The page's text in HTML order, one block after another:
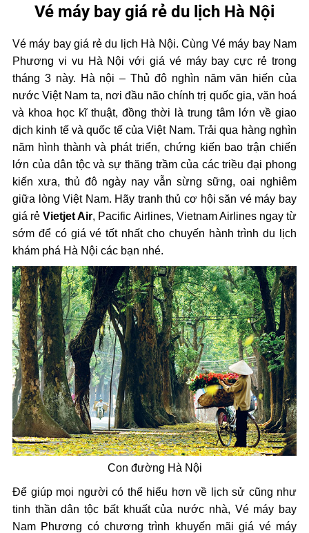
Vé máy bay giá rẻ du lịch Hà Nội
Vé máy bay giá rẻ du lịch Hà Nội. Cùng Vé máy bay Nam
Phương vi vu Hà Nội với giá vé máy bay cực rẻ trong
tháng 3 này. Hà nội – Thủ đô nghìn năm văn hiến của
nước Việt Nam ta, nơi đầu não chính trị quốc gia, văn hoá
và khoa học kĩ thuật, đồng thời là trung tâm lớn về giao
dịch kinh tế và quốc tế của Việt Nam. Trải qua hàng nghìn
năm hình thành và phát triển, chứng kiến bao trận chiến
lớn của dân tộc và sự thăng trầm của các triều đại phong
kiến xưa, thủ đô ngày nay vẫn sừng sững, oai nghiêm
giữa lòng Việt Nam. Hãy tranh thủ cơ hội săn vé máy bay
giá rẻVietjet Air, Pacific Airlines, Vietnam Airlines ngay từ
sớm để có giá vé tốt nhất cho chuyến hành trình du lịch
khám phá Hà Nội các bạn nhé.
Con đường Hà Nội
Để giúp mọi người có thể hiểu hơn về lịch sử cũng như
tinh thần dân tộc bất khuất của nước nhà, Vé máy bay
Nam Phương có chương trình khuyến mãi giá vé máy